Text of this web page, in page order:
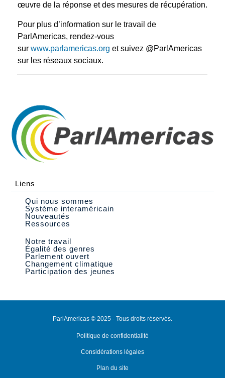
œuvre de la réponse et des mesures de récupération.
Pour plus d’information sur le travail de
ParlAmericas, rendez-vous
sur www.parlamericas.org et suivez @ParlAmericas
sur les réseaux sociaux.
Liens
Qui nous sommes
Système interaméricain
Nouveautés
Ressources
Notre travail
Égalité des genres
Parlement ouvert
Changement climatique
Participation des jeunes
ParlAmericas © 2025 - Tous droits réservés.
Politique de confidentialité
Considérations légales
Plan du site